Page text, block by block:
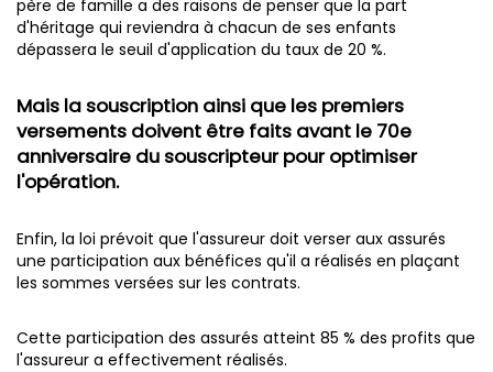
père de famille a des raisons de penser que la part
d'héritage qui reviendra à chacun de ses enfants
dépassera le seuil d'application du taux de 20 %.
Mais la souscription ainsi que les premiers
versements doivent être faits avant le 70e
anniversaire du souscripteur pour optimiser
l'opération.
Enfin, la loi prévoit que l'assureur doit verser aux assurés
une participation aux bénéfices qu'il a réalisés en plaçant
les sommes versées sur les contrats.
Cette participation des assurés atteint 85 % des profits que
l'assureur a effectivement réalisés.